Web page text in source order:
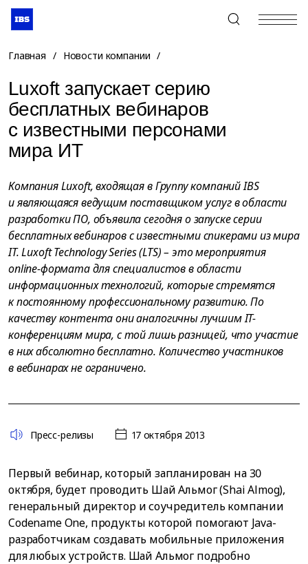
+7 (495) 967-80-80
Главная / Новости компании /
Luxoft запускает серию
бесплатных вебинаров
с известными персонами
мира ИТ
Компания Luxoft, входящая в Группу компаний IBS
и являющаяся ведущим поставщиком услуг в области
разработки ПО, объявила сегодня о запуске серии
бесплатных вебинаров с известными спикерами из мира
IT. Luxoft Technology Series (LTS) – это мероприятия
online-формата для специалистов в области
информационных технологий, которые стремятся
к постоянному профессиональному развитию. По
качеству контента они аналогичны лучшим IT-
конференциям мира, с той лишь разницей, что участие
в них абсолютно бесплатно. Количество участников
в вебинарах не ограничено.
Пресс-релизы 17 октября 2013
Первый вебинар, который запланирован на 30
октября, будет проводить Шай Альмог (Shai Almog),
генеральный директор и соучредитель компании
Codename One, продукты которой помогают Java-
разработчикам создавать мобильные приложения
для любых устройств. Шай Альмог подробно